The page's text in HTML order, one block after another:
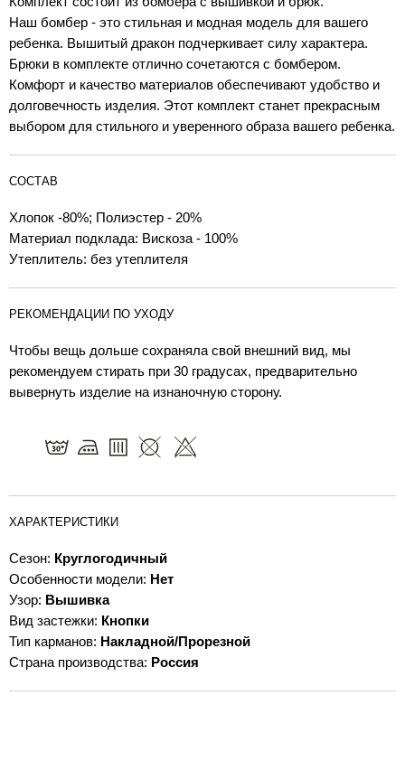
Наш бомбер - это стильная и модная модель для вашего
ребенка. Вышитый дракон подчеркивает силу характера.
Брюки в комплекте отлично сочетаются с бомбером.
Комфорт и качество материалов обеспечивают удобство и
долговечность изделия. Этот комплект станет прекрасным
выбором для стильного и уверенного образа вашего ребенка.
СОСТАВ
Хлопок -80%; Полиэстер - 20%
Материал подклада: Вискоза - 100%
Утеплитель: без утеплителя
РЕКОМЕНДАЦИИ ПО УХОДУ
Чтобы вещь дольше сохраняла свой внешний вид, мы
рекомендуем стирать при 30 градусах, предварительно
вывернуть изделие на изнаночную сторону.
ХАРАКТЕРИСТИКИ
Сезон: Круглогодичный
Особенности модели: Нет
Узор: Вышивка
Вид застежки: Кнопки
Тип карманов: Накладной/Прорезной
Страна производства: Россия